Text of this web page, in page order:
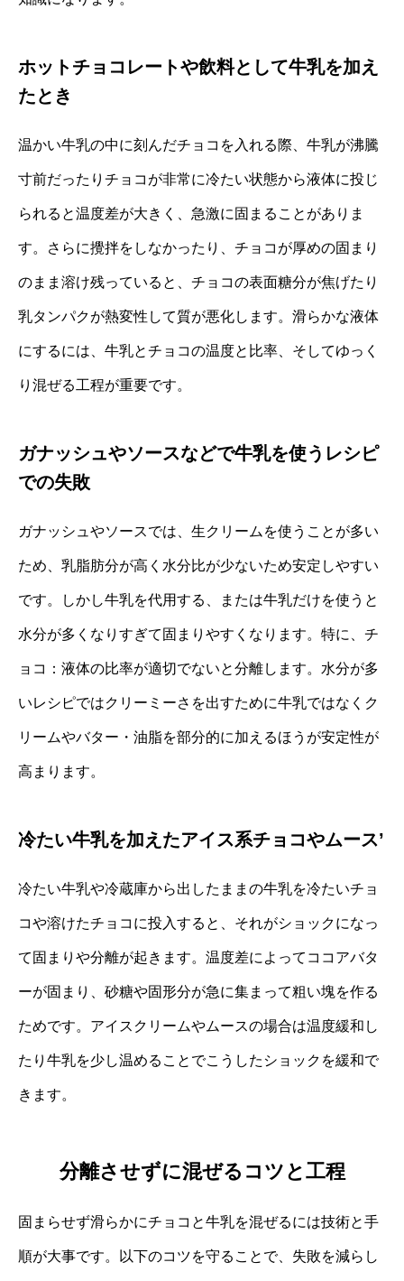
ホットチョコレートや飲料として牛乳を加え
たとき
温かい牛乳の中に刻んだチョコを入れる際、牛乳が沸騰
寸前だったりチョコが非常に冷たい状態から液体に投じ
られると温度差が大きく、急激に固まることがありま
す。さらに攪拌をしなかったり、チョコが厚めの固まり
のまま溶け残っていると、チョコの表面糖分が焦げたり
乳タンパクが熱変性して質が悪化します。滑らかな液体
にするには、牛乳とチョコの温度と比率、そしてゆっく
り混ぜる工程が重要です。
ガナッシュやソースなどで牛乳を使うレシピ
での失敗
ガナッシュやソースでは、生クリームを使うことが多い
ため、乳脂肪分が高く水分比が少ないため安定しやすい
です。しかし牛乳を代用する、または牛乳だけを使うと
水分が多くなりすぎて固まりやすくなります。特に、チ
ョコ：液体の比率が適切でないと分離します。水分が多
いレシピではクリーミーさを出すために牛乳ではなくク
リームやバター・油脂を部分的に加えるほうが安定性が
高まります。
冷たい牛乳を加えたアイス系チョコやムース’
冷たい牛乳や冷蔵庫から出したままの牛乳を冷たいチョ
コや溶けたチョコに投入すると、それがショックになっ
て固まりや分離が起きます。温度差によってココアバタ
ーが固まり、砂糖や固形分が急に集まって粗い塊を作る
ためです。アイスクリームやムースの場合は温度緩和し
たり牛乳を少し温めることでこうしたショックを緩和で
きます。
分離させずに混ぜるコツと工程
固まらせず滑らかにチョコと牛乳を混ぜるには技術と手
順が大事です。以下のコツを守ることで、失敗を減らし